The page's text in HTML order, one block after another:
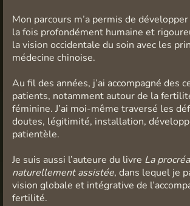
Mon parcours m’a permis de
la fois profondément humaine et
la vision occidentale du soin avec les
médecine chinoise.
Au fil des années, j’ai accompagné des
patients, notamment autour de la
féminine. J’ai moi-même traversé les
doutes, légitimité, installation,
patientèle.
Je suis aussi l’auteure du livre La
naturellement assistée, dans lequel je
vision globale et intégrative de
fertilité.